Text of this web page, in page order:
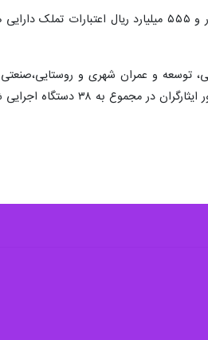
توسعه و عمران شهری و
اجرایی شهرستان تعلق می گیرد.